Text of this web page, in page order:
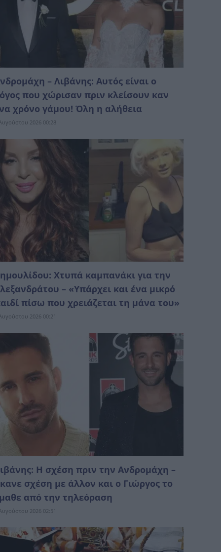
– Λιβάνης: Αυτός είναι ο
που χώρισαν πριν κλείσουν καν
χρόνο γάμου! Όλη η αλήθεια
2026 00:28
Χτυπά καμπανάκι για την
– «Υπάρχει και ένα μικρό
πίσω που χρειάζεται τη μάνα του»
2026 00:21
Η σχέση πριν την Ανδρομάχη –
σχέση με άλλον και ο Γιώργος το
από την τηλεόραση
2026 02:51